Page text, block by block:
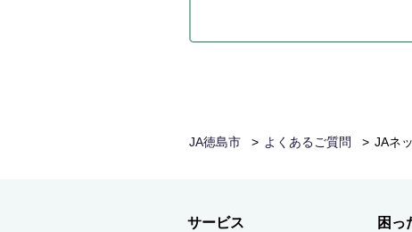
JA徳島市 よくあるご質問 JAネ
サービス 困っ